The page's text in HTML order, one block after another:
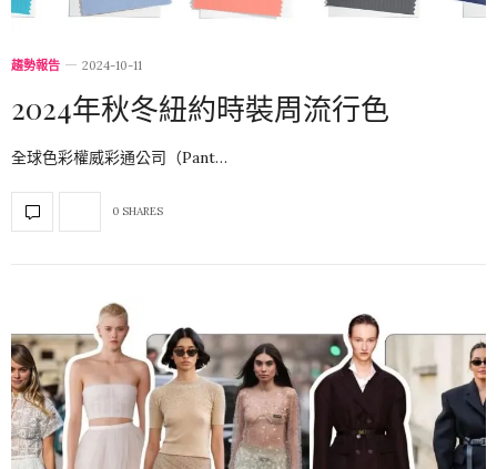
趨勢報告 2024-10-11
2024年秋冬紐約時裝周流行色
全球色彩權威彩通公司（Pant…
0 SHARES